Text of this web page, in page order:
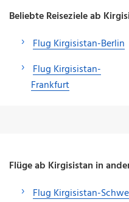
Beliebte Reiseziele ab
Flug Kirgisistan-Berlin
Flug Kirgisistan-
Frankfurt
Flüge ab Kirgisistan in
Flug Kirgisistan-